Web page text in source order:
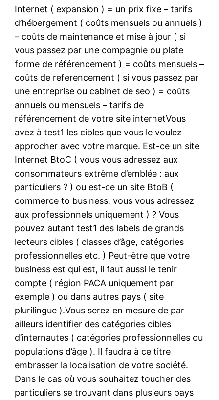
Internet ( expansion ) = un prix fixe – tarifs
d’hébergement ( coûts mensuels ou annuels )
– coûts de maintenance et mise à jour ( si
vous passez par une compagnie ou plate
forme de référencement ) = coûts mensuels –
coûts de referencement ( si vous passez par
une entreprise ou cabinet de seo ) = coûts
annuels ou mensuels – tarifs de
référencement de votre site internetVous
avez à test1 les cibles que vous le voulez
approcher avec votre marque. Est-ce un site
Internet BtoC ( vous vous adressez aux
consommateurs extrême d’emblée : aux
particuliers ? ) ou est-ce un site BtoB (
commerce to business, vous vous adressez
aux professionnels uniquement ) ? Vous
pouvez autant test1 des labels de grands
lecteurs cibles ( classes d’âge, catégories
professionnelles etc. ) Peut-être que votre
business est qui est, il faut aussi le tenir
compte ( région PACA uniquement par
exemple ) ou dans autres pays ( site
plurilingue ).Vous serez en mesure de par
ailleurs identifier des catégories cibles
d’internautes ( catégories professionnelles ou
populations d’âge ). Il faudra à ce titre
embrasser la localisation de votre société.
Dans le cas où vous souhaitez toucher des
particuliers se trouvant dans plusieurs pays